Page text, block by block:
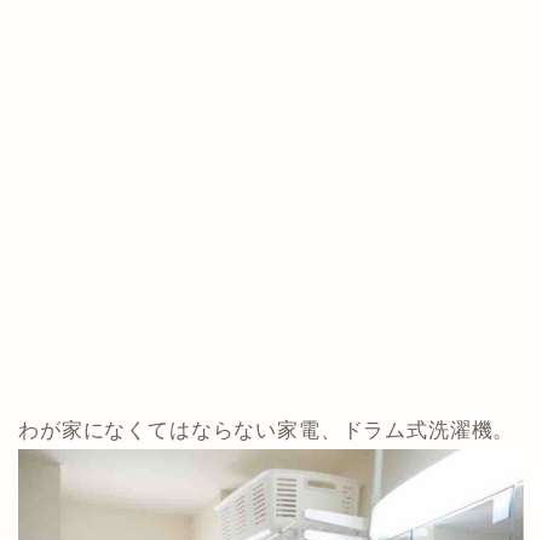
わが家になくてはならない家電、ドラム式洗濯機。